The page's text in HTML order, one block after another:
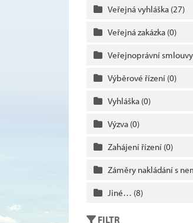
Veřejná vyhláška (27)
Veřejná zakázka (0)
Veřejnoprávní smlouvy
Výběrové řízení (0)
Vyhláška (0)
Výzva (0)
Zahájení řízení (0)
Záměry nakládání s
Jiné… (8)
FILTR